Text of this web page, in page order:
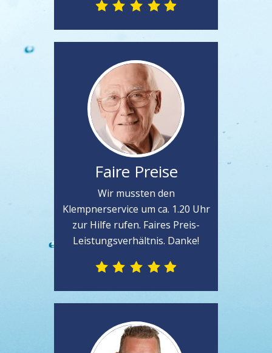
Faire Preise
Wir mussten den
Klempnerservice um ca. 1.20 Uhr
zur Hilfe rufen. Faires Preis-
Leistungsverhältnis. Danke!